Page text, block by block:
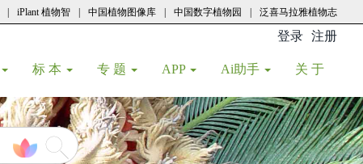
iPlant 植物智 中国植物图像库 中国数字植物园 泛喜马拉雅植物志
登录 注册
标 本 专 题 APP Ai助手 关 于